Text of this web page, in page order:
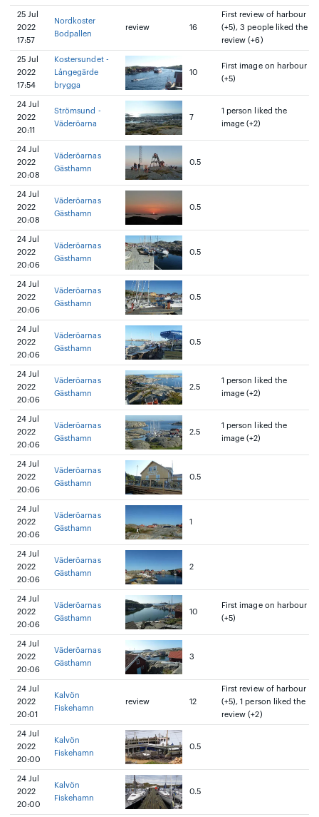
25 Jul
2022
17:57
Nordkoster
Bodpallen
review 16
First review of harbour
(+5), 3 people liked the
review (+6)
25 Jul
2022
17:54
Kostersundet -
Långegärde
brygga
10
First image on harbour
(+5)
24 Jul
2022
20:11
Strömsund -
Väderöarna
7
1 person liked the
image (+2)
24 Jul
2022
20:08
Väderöarnas
Gästhamn
0.5
24 Jul
2022
20:08
Väderöarnas
Gästhamn
0.5
24 Jul
2022
20:06
Väderöarnas
Gästhamn
0.5
24 Jul
2022
20:06
Väderöarnas
Gästhamn
0.5
24 Jul
2022
20:06
Väderöarnas
Gästhamn
0.5
24 Jul
2022
20:06
Väderöarnas
Gästhamn
2.5
1 person liked the
image (+2)
24 Jul
2022
20:06
Väderöarnas
Gästhamn
2.5
1 person liked the
image (+2)
24 Jul
2022
20:06
Väderöarnas
Gästhamn
0.5
24 Jul
2022
20:06
Väderöarnas
Gästhamn
1
24 Jul
2022
20:06
Väderöarnas
Gästhamn
2
24 Jul
2022
20:06
Väderöarnas
Gästhamn
10
First image on harbour
(+5)
24 Jul
2022
20:06
Väderöarnas
Gästhamn
3
24 Jul
2022
20:01
Kalvön
Fiskehamn
review 12
First review of harbour
(+5), 1 person liked the
review (+2)
24 Jul
2022
20:00
Kalvön
Fiskehamn
0.5
24 Jul
2022
20:00
Kalvön
Fiskehamn
0.5